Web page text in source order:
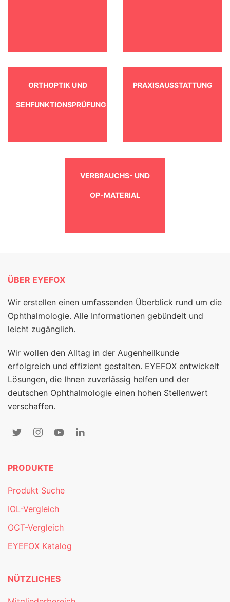
ORTHOPTIK UND
SEHFUNKTIONSPRÜFUNG
PRAXISAUSSTATTUNG
VERBRAUCHS- UND
OP-MATERIAL
ÜBER EYEFOX
Wir erstellen einen umfassenden Überblick rund um die
Ophthalmologie. Alle Informationen gebündelt und
leicht zugänglich.
Wir wollen den Alltag in der Augenheilkunde
erfolgreich und effizient gestalten. EYEFOX entwickelt
Lösungen, die Ihnen zuverlässig helfen und der
deutschen Ophthalmologie einen hohen Stellenwert
verschaffen.
PRODUKTE
Produkt Suche
IOL-Vergleich
OCT-Vergleich
EYEFOX Katalog
NÜTZLICHES